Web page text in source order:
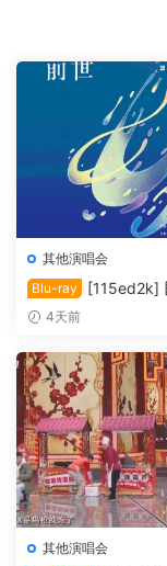
其他演唱会
Blu-ray
[115ed2k]
鹿：「前世」线上
y.FLAC2.0.x264]
4天前
其他演唱会